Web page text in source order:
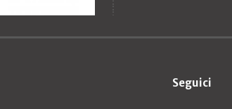
Seguici